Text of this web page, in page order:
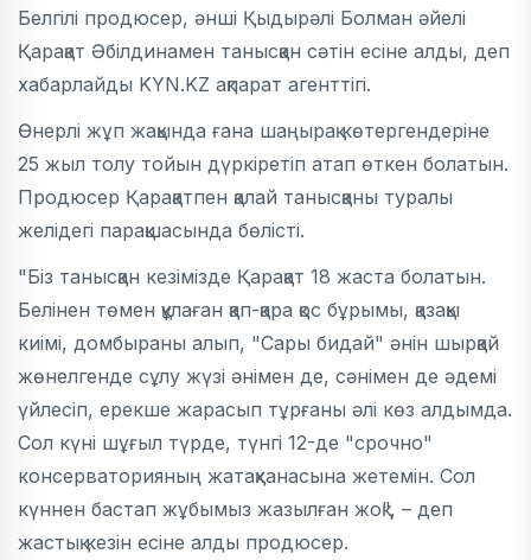
Белгілі продюсер, әнші Қыдырәлі Болман әйелі
Қарақат Әбілдинамен танысқан сәтін есіне алды, деп
хабарлайды KYN.KZ ақпарат агенттігі.
Өнерлі жұп жақында ғана шаңырақ көтергендеріне
25 жыл толу тойын дүркіретіп атап өткен болатын.
Продюсер Қарақатпен қалай танысқаны туралы
желідегі парақшасында бөлісті.
"Біз танысқан кезімізде Қарақат 18 жаста болатын.
Белінен төмен құлаған қап-қара қос бұрымы, қазақы
киімі, домбыраны алып, "Сары бидай" әнін шырқай
жөнелгенде сұлу жүзі әнімен де, сәнімен де әдемі
үйлесіп, ерекше жарасып тұрғаны әлі көз алдымда.
Сол күні шұғыл түрде, түнгі 12-де "срочно"
консерваторияның жатақханасына жетемін. Сол
күннен бастап жұбымыз жазылған жоқ", – деп
жастық кезін есіне алды продюсер.